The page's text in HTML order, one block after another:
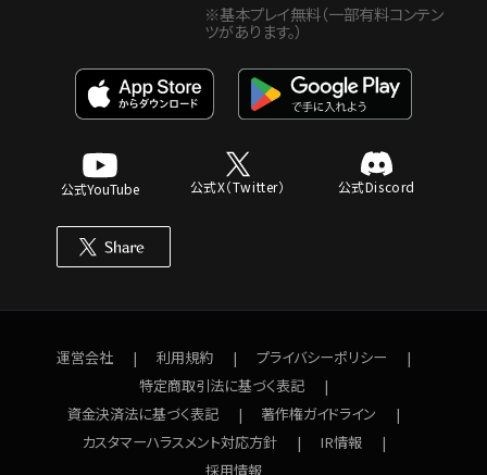
※基本プレイ無料（一部有料コンテン
ツがあります。）
公式YouTube 公式X（Twitter） 公式Discord
運営会社 利用規約
プライバシーポリシー
特定商取引法に基づく表記
資金決済法に基づく表記
著作権ガイドライン
カスタマーハラスメント対応方針
IR情報
採用情報